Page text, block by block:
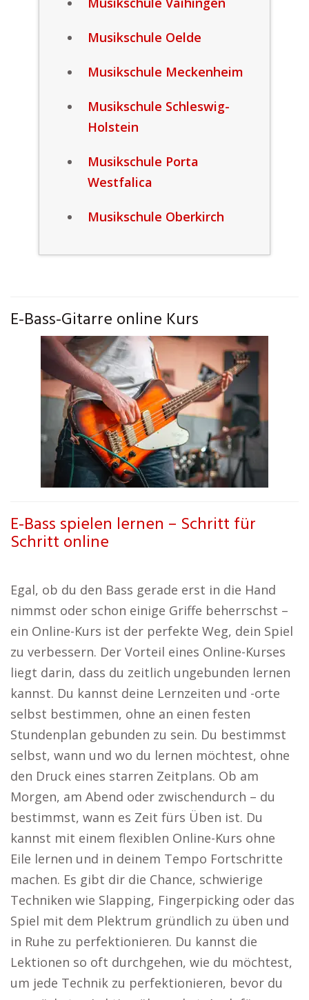
Musikschule Oelde
Musikschule Meckenheim
Musikschule Schleswig-
Holstein
Musikschule Porta
Westfalica
Musikschule Oberkirch
E-Bass-Gitarre online Kurs
E-Bass spielen lernen – Schritt für
Schritt online
Egal, ob du den Bass gerade erst in die Hand
nimmst oder schon einige Griffe beherrschst –
ein Online-Kurs ist der perfekte Weg, dein Spiel
zu verbessern. Der Vorteil eines Online-Kurses
liegt darin, dass du zeitlich ungebunden lernen
kannst. Du kannst deine Lernzeiten und -orte
selbst bestimmen, ohne an einen festen
Stundenplan gebunden zu sein. Du bestimmst
selbst, wann und wo du lernen möchtest, ohne
den Druck eines starren Zeitplans. Ob am
Morgen, am Abend oder zwischendurch – du
bestimmst, wann es Zeit fürs Üben ist. Du
kannst mit einem flexiblen Online-Kurs ohne
Eile lernen und in deinem Tempo Fortschritte
machen. Es gibt dir die Chance, schwierige
Techniken wie Slapping, Fingerpicking oder das
Spiel mit dem Plektrum gründlich zu üben und
in Ruhe zu perfektionieren. Du kannst die
Lektionen so oft durchgehen, wie du möchtest,
um jede Technik zu perfektionieren, bevor du